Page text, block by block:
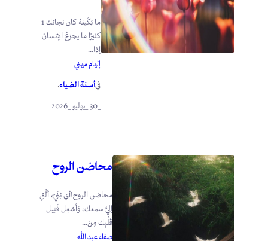
ما بَكَيتَهُ كان نجاتك 1
كثيرًا ما يجزعُ الإنسانُ
إذا...
إلهام مهني
فيأسنة الضياء.
محاضن الروح
محاضن الروح!أي بُنَيّ، أَلْقِ
إليَّ سمعك، وَأَشعِل فَتِيل
قَلْبِك مِنْ...
صفاء عبد الله